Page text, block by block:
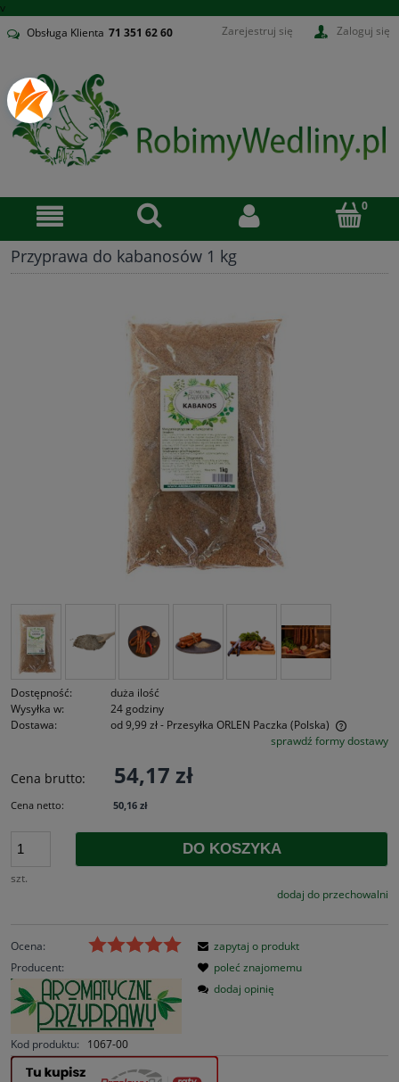
v
Obsługa Klienta 71 351 62 60 Zarejestruj się Zaloguj się
Przyprawa do kabanosów 1 kg
Dostępność:
duża ilość
Wysyłka w:
24 godziny
Dostawa:
od 9,99 zł- Przesyłka ORLEN Paczka (Polska)
Cena nie zawiera ewentualnych kosztów płatnościsprawdź formy dostawy
Cena brutto: 54,17 zł
Cena netto: 50,16 zł
szt.
DO KOSZYKA
dodaj do przechowalni
Ocena:
Producent:
Kod produktu: 1067-00
zapytaj o produkt
poleć znajomemu
dodaj opinię